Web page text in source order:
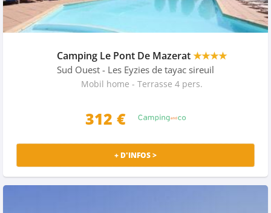
Camping Le Pont De Mazerat★★★★
Sud Ouest - Les Eyzies de tayac sireuil
Mobil home - Terrasse 4 pers.
312 €
+ D'INFOS >